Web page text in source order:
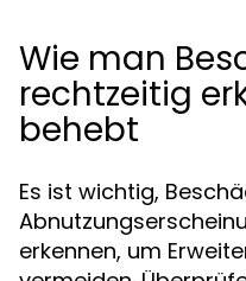
Wie man
rechtzeitig
behebt
Es ist wichtig,
erkennen, um